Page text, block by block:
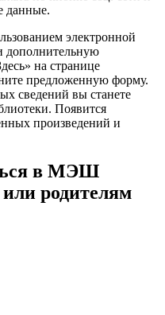
данные.
электронной
дополнительную
на странице
предложенную форму.
сведений вы станете
Появится
произведений и
в МЭШ
родителям